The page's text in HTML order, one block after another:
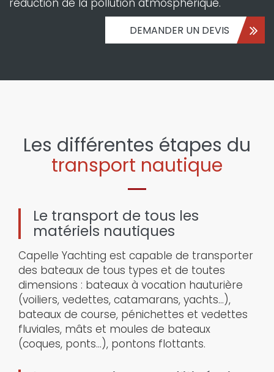
réduction de la pollution atmosphérique.
DEMANDER UN DEVIS
Les différentes étapes du
transport nautique
Le transport de tous les
matériels nautiques
Capelle Yachting est capable de transporter
des bateaux de tous types et de toutes
dimensions : bateaux à vocation hauturière
(voiliers, vedettes, catamarans, yachts…),
bateaux de course, pénichettes et vedettes
fluviales, mâts et moules de bateaux
(coques, ponts…), pontons flottants.